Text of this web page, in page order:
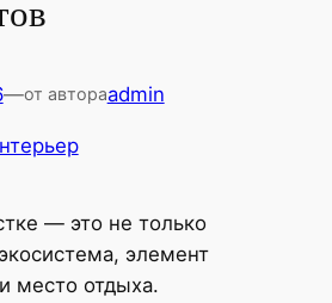
—от автораadmin
— это не только
элемент
место отдыха.